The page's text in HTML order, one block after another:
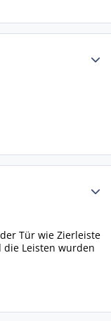
Tür wie Zierleiste
die Leisten wurden